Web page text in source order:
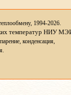
1994-2026.
температур НИУ
конденсация,